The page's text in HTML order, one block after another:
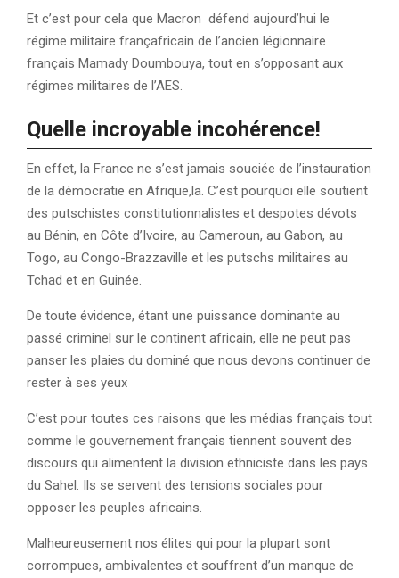
Et c’est pour cela que Macron défend aujourd’hui le
régime militaire françafricain de l’ancien légionnaire
français Mamady Doumbouya, tout en s’opposant aux
régimes militaires de l’AES.
Quelle incroyable incohérence!
En effet, la France ne s’est jamais souciée de l’instauration
de la démocratie en Afrique,la. C’est pourquoi elle soutient
des putschistes constitutionnalistes et despotes dévots
au Bénin, en Côte d’Ivoire, au Cameroun, au Gabon, au
Togo, au Congo-Brazzaville et les putschs militaires au
Tchad et en Guinée.
De toute évidence, étant une puissance dominante au
passé criminel sur le continent africain, elle ne peut pas
panser les plaies du dominé que nous devons continuer de
rester à ses yeux
C’est pour toutes ces raisons que les médias français tout
comme le gouvernement français tiennent souvent des
discours qui alimentent la division ethniciste dans les pays
du Sahel. Ils se servent des tensions sociales pour
opposer les peuples africains.
Malheureusement nos élites qui pour la plupart sont
corrompues, ambivalentes et souffrent d’un manque de